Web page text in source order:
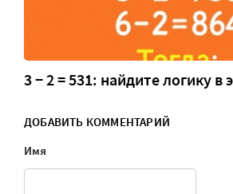
3 − 2 = 531: найдите логику в
ДОБАВИТЬ КОММЕНТАРИЙ
Имя